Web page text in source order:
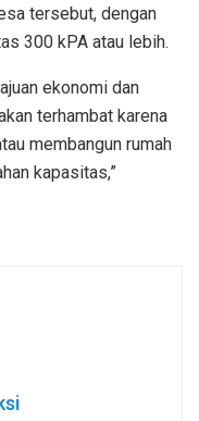
tersebut, dengan
300 kPA atau lebih.
ekonomi dan
terhambat karena
membangun rumah
kapasitas,”